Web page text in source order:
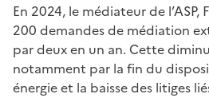
En 2024, le médiateur de l’ASP,
200 demandes de médiation
par deux en un an. Cette
notamment par la fin du
énergie et la baisse des litiges